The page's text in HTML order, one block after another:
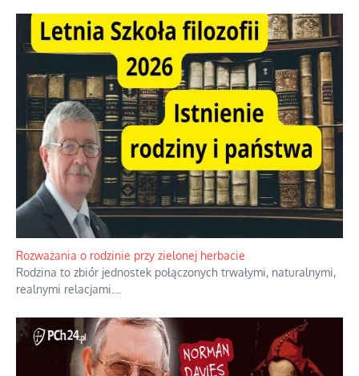
Rozważania o rodzinie przy zielonej herbacie
Rodzina to zbiór jednostek połączonych trwałymi, naturalnymi,
realnymi relacjami.